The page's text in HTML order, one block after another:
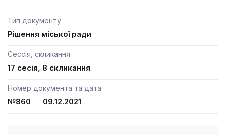
Тип документу
Рішення міської ради
Сессія, скликання
17 сесія, 8 скликання
Номер документа та дата
№860 09.12.2021